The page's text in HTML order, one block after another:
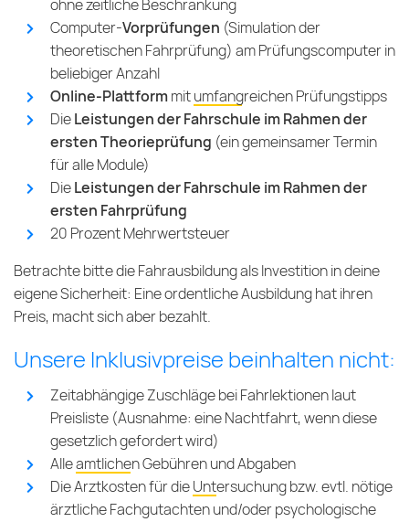
ohne zeitliche Beschränkung
Computer-Vorprüfungen (Simulation der
theoretischen Fahrprüfung) am Prüfungscomputer in
beliebiger Anzahl
Online-Plattformmitumfangreichen Prüfungstipps
DieLeistungen der Fahrschule im Rahmen der
ersten Theorieprüfung (ein gemeinsamer Termin
für alle Module)
DieLeistungen der Fahrschule im Rahmen der
ersten Fahrprüfung
20 Prozent Mehrwertsteuer
Betrachte bitte die Fahrausbildung als Investition in deine
eigene Sicherheit: Eine ordentliche Ausbildung hat ihren
Preis, macht sich aber bezahlt.
Unsere Inklusivpreise beinhalten nicht:
Zeitabhängige Zuschläge bei Fahrlektionen laut
Preisliste (Ausnahme: eine Nachtfahrt, wenn diese
gesetzlich gefordert wird)
Alleamtlichen Gebühren und Abgaben
Die Arztkosten für dieUntersuchungbzw. evtl. nötige
ärztliche Fachgutachten und/oder psychologische